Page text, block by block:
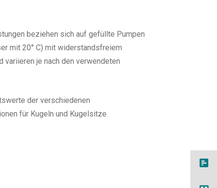
beziehen sich auf gefüllte Pumpen
mit 20° C) mit widerstandsfreiem
variieren je nach den verwendeten
der verschiedenen
für Kugeln und Kugelsitze.